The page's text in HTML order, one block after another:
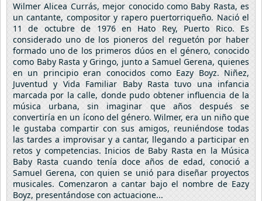
Wilmer Alicea Currás, mejor conocido como Baby Rasta, es
un cantante, compositor y rapero puertorriqueño. Nació el
11 de octubre de 1976 en Hato Rey, Puerto Rico. Es
considerado uno de los pioneros del reguetón por haber
formado uno de los primeros dúos en el género, conocido
como Baby Rasta y Gringo, junto a Samuel Gerena, quienes
en un principio eran conocidos como Eazy Boyz. Niñez,
Juventud y Vida Familiar Baby Rasta tuvo una infancia
marcada por la calle, donde pudo obtener influencia de la
música urbana, sin imaginar que años después se
convertiría en un ícono del género. Wilmer, era un niño que
le gustaba compartir con sus amigos, reuniéndose todas
las tardes a improvisar y a cantar, llegando a participar en
retos y competencias. Inicios de Baby Rasta en la Música
Baby Rasta cuando tenía doce años de edad, conoció a
Samuel Gerena, con quien se unió para diseñar proyectos
musicales. Comenzaron a cantar bajo el nombre de Eazy
Boyz, presentándose con actuacione...